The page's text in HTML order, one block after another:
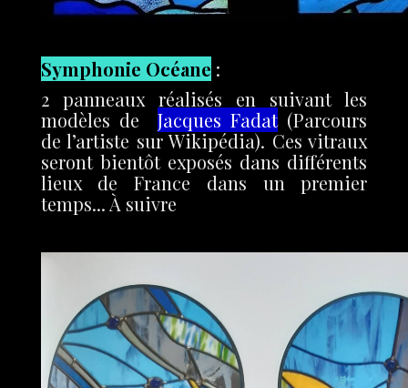
Symphonie Océane :
2 panneaux réalisés en suivant les
modèles deJacques Fadat(Parcours
de l’artiste sur Wikipédia). Ces vitraux
seront bientôt exposés dans différents
lieux de France dans un premier
temps... À suivre